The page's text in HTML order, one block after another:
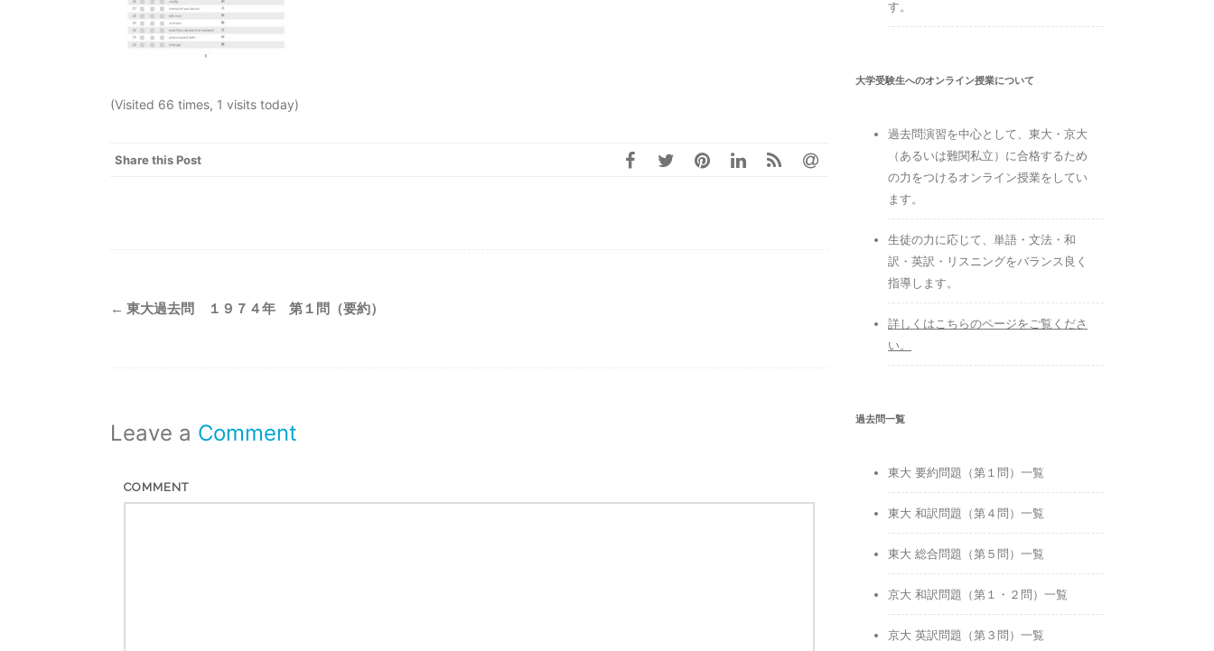
(Visited 66 times, 1 visits today)
Share this Post
Post
← 東大過去問 １９７４年 第１問（要約）
Leave a Comment
COMMENT
す。
大学受験生へのオンライン授業について
過去問演習を中心として、東大・京大
（あるいは難関私立）に合格するため
の力をつけるオンライン授業をしてい
ます。
生徒の力に応じて、単語・文法・和
訳・英訳・リスニングをバランス良く
指導します。
詳しくはこちらのページをご覧くださ
い。
過去問一覧
東大 要約問題（第１問）一覧
東大 和訳問題（第４問）一覧
東大 総合問題（第５問）一覧
京大 和訳問題（第１・２問）一覧
京大 英訳問題（第３問）一覧